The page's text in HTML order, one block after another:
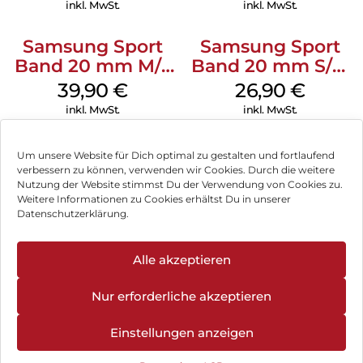
Um unsere Website für Dich optimal zu gestalten und fortlaufend
verbessern zu können, verwenden wir Cookies. Durch die weitere
Nutzung der Website stimmst Du der Verwendung von Cookies zu.
Weitere Informationen zu Cookies erhältst Du in unserer
Datenschutzerklärung.
Alle akzeptieren
Nur erforderliche akzeptieren
Einstellungen anzeigen
Sende eine Textnachricht, nimm einen Anruf an, hör Musik,
funktioniert mit deinem iPhone und im WLAN, damit du in
Verbindung bleibst.
inkl. MwSt. inkl. MwSt.
Samsung Sport
Band 20 mm M/L
Galaxy Watch4
Serie Graphite
39,90€
inkl. MwSt.
Samsung Sport
Band 20 mm S/M
Galaxy Watch4
Serie Graphite
26,90€
inkl. MwSt.
Impressum
Hinweis zur Batterieentsorgung
Newsletter